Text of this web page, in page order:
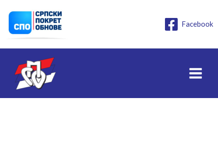
садржај
Facebook